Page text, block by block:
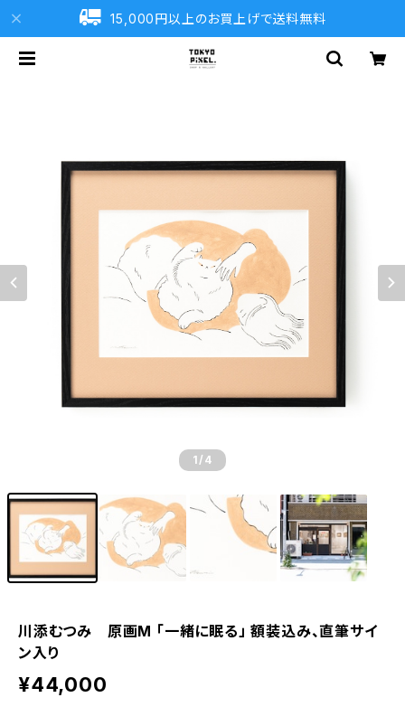
15,000円以上のお買上げで送料無料
1 /4
川添むつみ 原画M 「一緒に眠る」 額装込み、直筆サイ
ン入り
¥44,000